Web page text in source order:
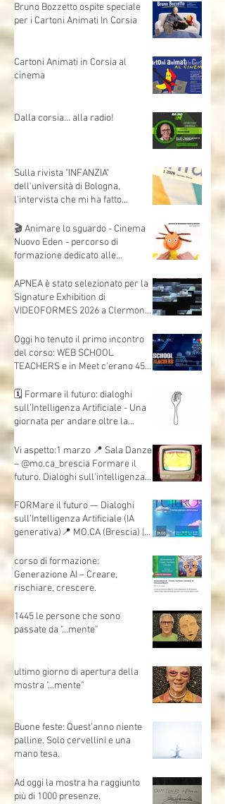
Bruno Bozzetto ospite speciale
per i Cartoni Animati In Corsia
Cartoni Animati in Corsia al
cinema
Dalla corsia… alla radio!
Sulla rivista "INFANZIA"
dell'università di Bologna,
l'intervista che mi ha fatto
nascono dalle mani"
🎬 Animare lo sguardo - Cinema
Nuovo Eden - percorso di
formazione dedicato alle
scuola dell’infanzia e primaria.
APNEA è stato selezionato per la
Signature Exhibition di
VIDEOFORMES 2026 a Clermont-
Oggi ho tenuto il primo incontro
del corso: WEB SCHOOL
TEACHERS e in Meet c’erano 45
territori diversi.
🗓 Formare il futuro: dialoghi
sull’Intelligenza Artificiale - Una
giornata per andare oltre la
sull’AI.
Vi aspetto:1 marzo 📍 Sala Danze
– @mo.ca_brescia Formare il
futuro. Dialoghi sull’intelligenza
FORMare il futuro — Dialoghi
sull’Intelligenza Artificiale (IA
generativa)📍 MO.CA (Brescia) |
gratuito
corso di formazione:
Generazione AI – Creare,
rischiare, crescere.
1445 le persone che sono
passate da "...mente"
ultimo giorno di apertura della
mostra "...mente"
Buone feste: Quest’anno niente
palline. Solo cervellini e una
mano tesa.
Ad oggi la mostra ha raggiunto
più di 1000 presenze.